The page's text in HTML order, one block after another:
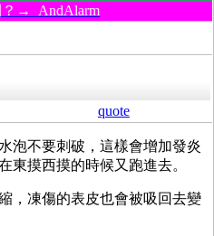
？→ AndAlarm
quote
泡不要刺破，這樣會增加發炎
東摸西摸的時候又跑進去。
，凍傷的表皮也會被吸回去變